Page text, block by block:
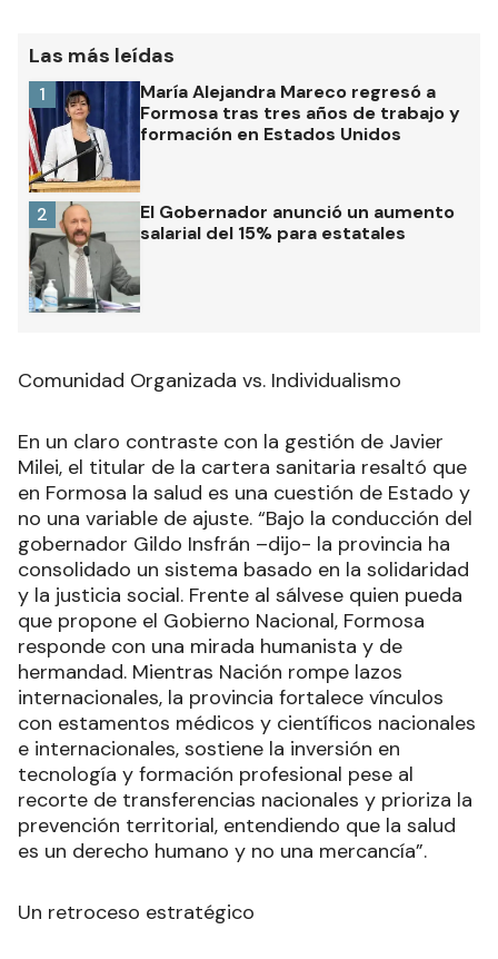
Las más leídas
María Alejandra Mareco regresó a
Formosa tras tres años de trabajo y
formación en Estados Unidos
1
El Gobernador anunció un aumento
salarial del 15% para estatales
2
Comunidad Organizada vs. Individualismo
En un claro contraste con la gestión de Javier
Milei, el titular de la cartera sanitaria resaltó que
en Formosa la salud es una cuestión de Estado y
no una variable de ajuste. “Bajo la conducción del
gobernador Gildo Insfrán –dijo- la provincia ha
consolidado un sistema basado en la solidaridad
y la justicia social. Frente al sálvese quien pueda
que propone el Gobierno Nacional, Formosa
responde con una mirada humanista y de
hermandad. Mientras Nación rompe lazos
internacionales, la provincia fortalece vínculos
con estamentos médicos y científicos nacionales
e internacionales, sostiene la inversión en
tecnología y formación profesional pese al
recorte de transferencias nacionales y prioriza la
prevención territorial, entendiendo que la salud
es un derecho humano y no una mercancía”.
Un retroceso estratégico